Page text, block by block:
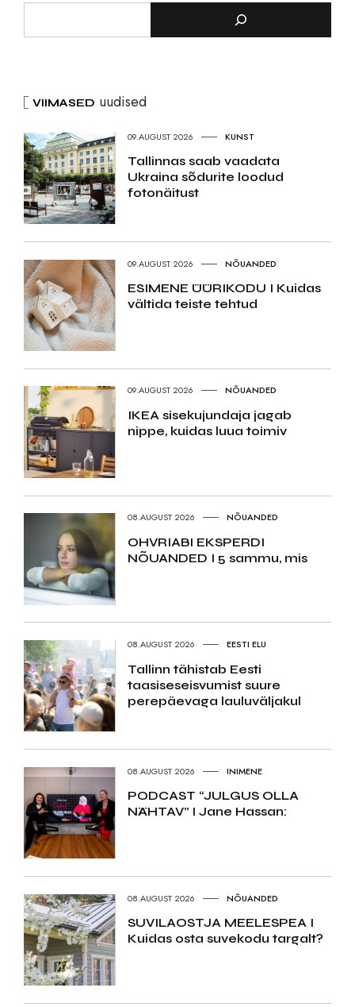
VIIMASED uudised
09.AUGUST 2026 KUNST
Tallinnas saab vaadata
Ukraina sõdurite loodud
fotonäitust
09.AUGUST 2026 NÕUANDED
ESIMENE ÜÜRIKODU I Kuidas
vältida teiste tehtud
09.AUGUST 2026 NÕUANDED
IKEA sisekujundaja jagab
nippe, kuidas luua toimiv
08.AUGUST 2026 NÕUANDED
OHVRIABI EKSPERDI
NÕUANDED I 5 sammu, mis
08.AUGUST 2026 EESTI ELU
Tallinn tähistab Eesti
taasiseseisvumist suure
perepäevaga lauluväljakul
08.AUGUST 2026 INIMENE
PODCAST “JULGUS OLLA
NÄHTAV” I Jane Hassan:
08.AUGUST 2026 NÕUANDED
SUVILAOSTJA MEELESPEA I
Kuidas osta suvekodu targalt?